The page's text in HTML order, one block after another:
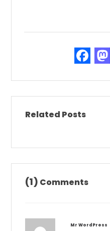
F
ac
e
b
k
Related Posts
(1) Comments
Mr WordPress